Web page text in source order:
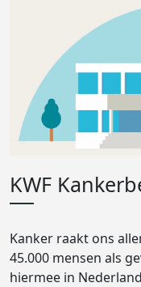
KWF
Kanker raakt ons
45.000 mensen als
hiermee in